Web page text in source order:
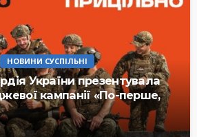
НОВИНИ СУСПІЛЬНІ
України презентувала
кампанії «По-перше,